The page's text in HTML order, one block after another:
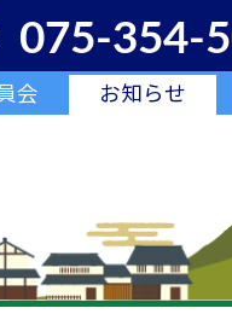
会 お知らせ
075-354-